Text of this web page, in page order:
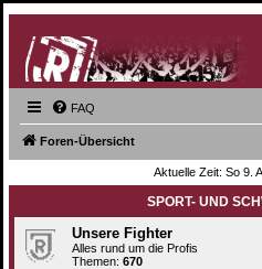
FAQ
Foren-Übersicht
Aktuelle Zeit: So 9.
SPORT- UND
Unsere Fighter
Alles rund um die Profis
Themen: 670